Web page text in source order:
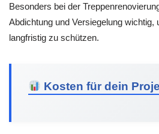
Besonders bei der
Abdichtung und Versiegelung wichtig,
langfristig zu schützen.
Kosten für dein